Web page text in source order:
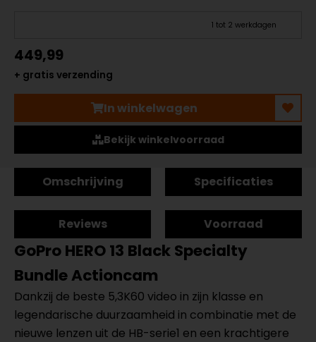
1 tot 2 werkdagen
449,99
+ gratis verzending
In winkelwagen
Bekijk winkelvoorraad
Omschrijving Specificaties
Reviews Voorraad
GoPro HERO 13 Black Specialty
Bundle Actioncam
Dankzij de beste 5,3K60 video in zijn klasse en
legendarische duurzaamheid in combinatie met de
nieuwe lenzen uit de HB-serie1 en een krachtigere